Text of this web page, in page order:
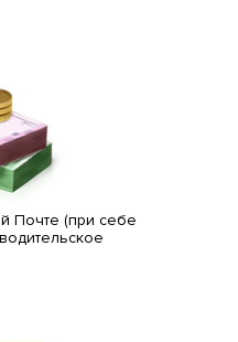
Почте (при себе